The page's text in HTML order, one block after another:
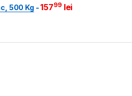
500 Kg -15799 lei